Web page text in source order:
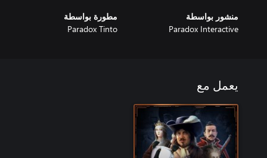
◾مهام لمملكة موتابا: أكمل بناء تراث مؤسسي زيمبابوي العظمى،
◾أشجار المهام الإقليمية الجديدة: مهام جديدة للقوى الصغرى في وسط
منشور بواسطة
Paradox Interactive
مطورة بواسطة
Paradox Tinto
يعمل مع